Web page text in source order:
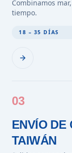
Combinamos
tiempo.
18 – 35 DÍAS
03
ENVÍO DE
TAIWÁN